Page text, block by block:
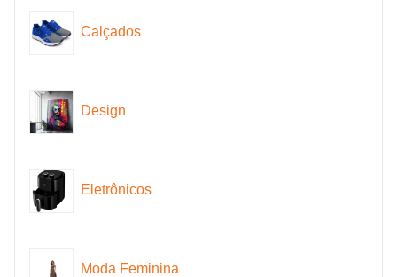
Calçados
Design
Eletrônicos
Moda Feminina